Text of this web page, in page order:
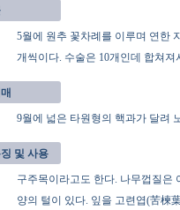
5월에 원추 꽃차례를 이루며 연한
개씩이다. 수술은 10개인데 합쳐
9월에 넓은 타원형의 핵과가 달려
및 사용
구주목이라고도 한다. 나무껍질은
양의 털이 있다. 잎을 고련엽(苦楝